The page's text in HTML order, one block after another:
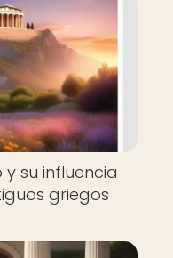
y su influencia
griegos